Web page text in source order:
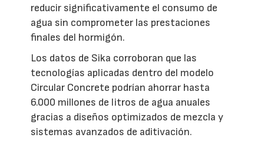
reducir significativamente el consumo de
agua sin comprometer las prestaciones
finales del hormigón.
Los datos de Sika corroboran que las
tecnologías aplicadas dentro del modelo
Circular Concrete podrían ahorrar hasta
6.000 millones de litros de agua anuales
gracias a diseños optimizados de mezcla y
sistemas avanzados de aditivación.